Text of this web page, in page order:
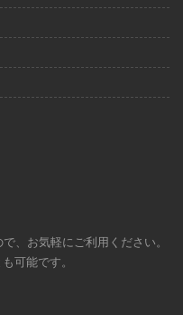
、お気軽にご利用ください。
可能です。